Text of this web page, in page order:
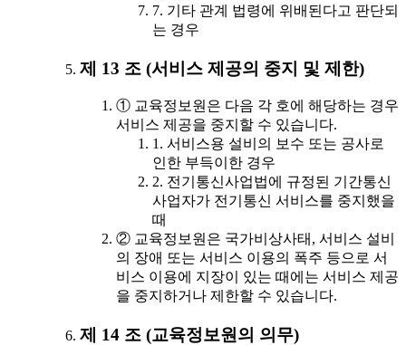
7. 기타 관계 법령에 위배된다고 판단되
는 경우
제 13 조 (서비스 제공의 중지 및 제한)
① 교육정보원은 다음 각 호에 해당하는 경우
서비스 제공을 중지할 수 있습니다.
1. 서비스용 설비의 보수 또는 공사로
인한 부득이한 경우
2. 전기통신사업법에 규정된 기간통신
사업자가 전기통신 서비스를 중지했을
때
② 교육정보원은 국가비상사태, 서비스 설비
의 장애 또는 서비스 이용의 폭주 등으로 서
비스 이용에 지장이 있는 때에는 서비스 제공
을 중지하거나 제한할 수 있습니다.
제 14 조 (교육정보원의 의무)